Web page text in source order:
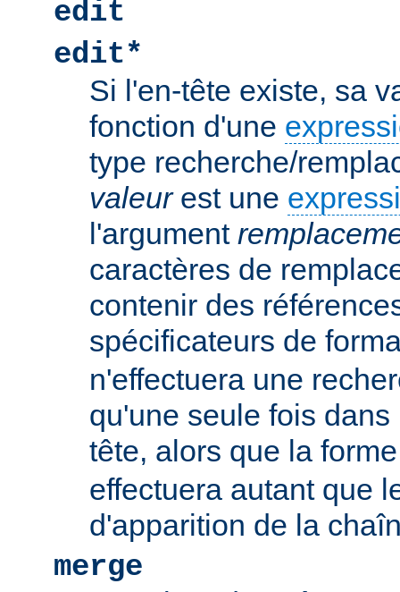
edit
edit*
Si l'en-tête existe, sa
fonction d'une
type recherche/
valeurest une
l'argument
caractères de
contenir des
spécificateurs de
n'effectuera une
qu'une seule fois
tête, alors que la
effectuera autant que
d'apparition de la
merge